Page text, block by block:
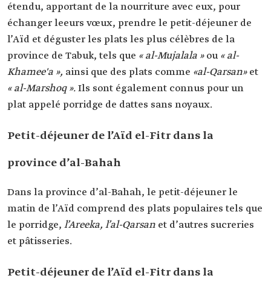
étendu, apportant de la nourriture avec eux, pour
échanger leeurs vœux, prendre le petit-déjeuner de
l’Aïd et déguster les plats les plus célèbres de la
province de Tabuk, tels que « al-Mujalala »ou « al-
Khamee'a », ainsi que des plats comme «al-Qarsan»et
« al-Marshoq ».Ils sont également connus pour un
plat appelé porridge de dattes sans noyaux.
Petit-déjeuner de l’Aïd el-Fitr dans la
province d’al-Bahah
Dans la province d’al-Bahah, le petit-déjeuner le
matin de l’Aïd comprend des plats populaires tels que
le porridge, l’Areeka, l’al-Qarsan et d’autres sucreries
et pâtisseries.
Petit-déjeuner de l’Aïd el-Fitr dans la